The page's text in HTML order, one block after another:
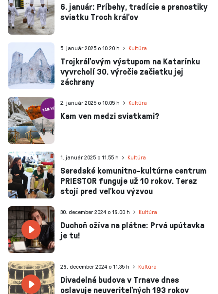
6. január: Príbehy, tradície a pranostiky
sviatku Troch kráľov
Trojkráľovým výstupom na Katarínku
vyvrcholí 30. výročie začiatku jej
záchrany
5. január 2025 o 10.20 h Kultúra
Kam ven medzi sviatkami?
2. január 2025 o 10.05 h Kultúra
Seredské komunitno-kultúrne centrum
PRIESTOR funguje už 10 rokov. Teraz
stojí pred veľkou výzvou
1. január 2025 o 11.55 h Kultúra
Duchoň ožíva na plátne: Prvá upútavka
je tu!
30. december 2024 o 16.00 h Kultúra
Divadelná budova v Trnave dnes
oslavuje neuveriteľných 193 rokov
26. december 2024 o 11.35 h Kultúra